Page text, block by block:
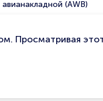
(AWB)
Просматривая